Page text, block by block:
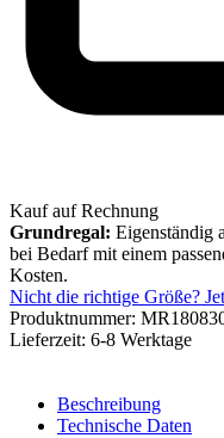
Kauf auf Rechnung
Grundregal: Eigenständig
bei Bedarf mit einem
Kosten.
Nicht die richtige Größe?
Produktnummer:
Lieferzeit: 6-8 Werktage
Beschreibung
Technische Daten